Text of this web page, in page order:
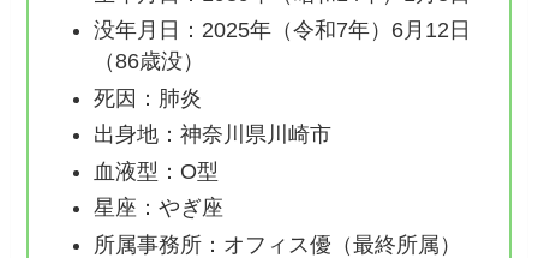
没年月日：2025年（令和7年）6月12日
（86歳没）
死因：肺炎
出身地：神奈川県川崎市
血液型：O型
星座：やぎ座
所属事務所：オフィス優（最終所属）